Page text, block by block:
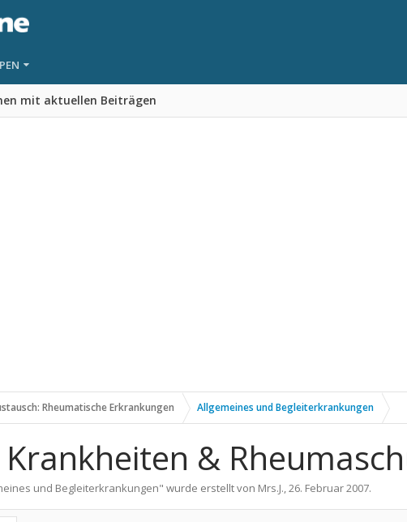
mit aktuellen Beiträgen
Rheumatische Erkrankungen Allgemeines und Begleiterkrankungen
&
und Begleiterkrankungen" wurde erstellt von Mrs.J.,26. Februar 2007.